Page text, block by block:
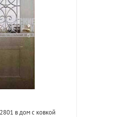
в дом с ковкой